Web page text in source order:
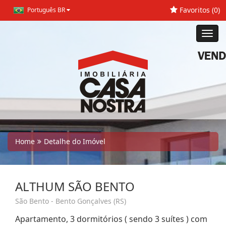
Português BR Favoritos (0)
Home Detalhe do Imóvel
ALTHUM SÃO BENTO
São Bento - Bento Gonçalves (RS)
Apartamento, 3 dormitórios ( sendo 3 suítes ) com